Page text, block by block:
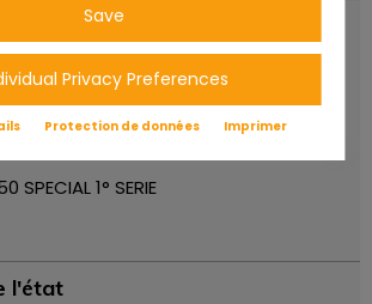
d'inscription
SPECIAL 1° SERIE
l'état
Save
Privacy Preferences
Protection de données Imprimer